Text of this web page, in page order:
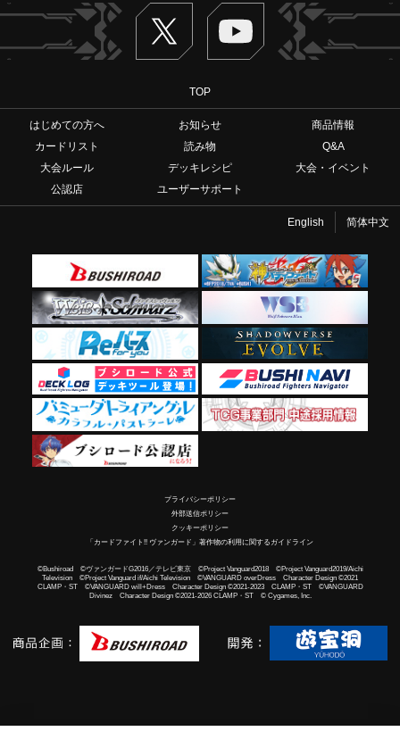
Twitter ヴァンガードch
TOP
はじめての方へ お知らせ
商品情報
カードリスト
読み物
Q&A
大会ルール
デッキレシピ
大会・イベント
公認店
ユーザーサポート
English 简体中文
プライバシーポリシー
外部送信ポリシー
クッキーポリシー
「カードファイト!! ヴァンガード」著作物の利用に関するガイドライン
©Bushiroad ©ヴァンガードG2016／テレビ東京 ©Project Vanguard2018 ©Project Vanguard2019/Aichi
Television ©Project Vanguard if/Aichi Television ©VANGUARD overDress Character Design ©2021
CLAMP・ST ©VANGUARD will+Dress Character Design ©2021-2023 CLAMP・ST ©VANGUARD
Divinez Character Design ©2021-2026 CLAMP・ST © Cygames, Inc.